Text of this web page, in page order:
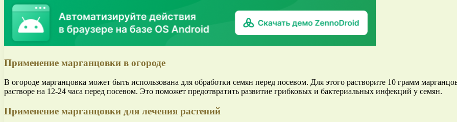
Применение марганцовки в огороде
В огороде марганцовка может быть использована для обработки семян перед посевом. Для этого растворите 10 грамм
растворе на 12-24 часа перед посевом. Это поможет предотвратить развитие грибковых и бактериальных инфекций у семян.
Применение марганцовки для лечения растений